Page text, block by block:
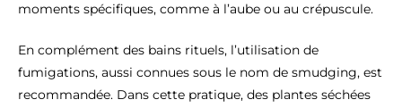
moments spécifiques, comme à l’aube ou au crépuscule.
En complément des bains rituels, l’utilisation de
fumigations, aussi connues sous le nom de smudging, est
recommandée. Dans cette pratique, des plantes séchées